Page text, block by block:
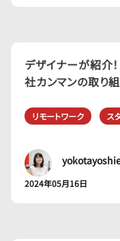
デザイナーが紹介
社カンマンの取り
リモートワーク ス
2024年05月16日